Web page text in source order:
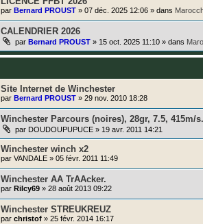
par Bernard PROUST » 07 déc. 2025 12:06 » dans
CALENDRIER 2026
par Bernard PROUST » 15 oct. 2025 11:10 » dans
Site Internet de Winchester
par Bernard PROUST » 29 nov. 2010 18:28
Winchester Parcours (noires), 28gr, 7.5, 415m/s.
par DOUDOUPUPUCE » 19 avr. 2011 14:21
Winchester winch x2
par VANDALE » 05 févr. 2011 11:49
Winchester AA TrAAcker.
par Rilcy69 » 28 août 2013 09:22
Winchester STREUKREUZ
par christof » 25 févr. 2014 16:17